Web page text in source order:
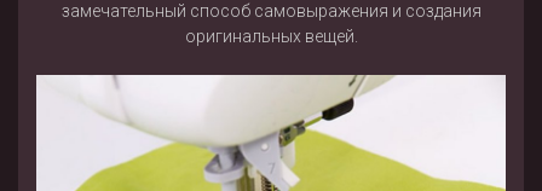
замечательный способ самовыражения и создания
оригинальных вещей.